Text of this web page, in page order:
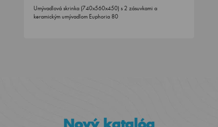
Umývadlová skrinka (740x560x450) s 2 zásuvkami a
keramickým umývadlom Euphoria 80